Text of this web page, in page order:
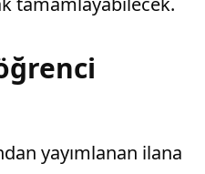
yayımlanan ilana